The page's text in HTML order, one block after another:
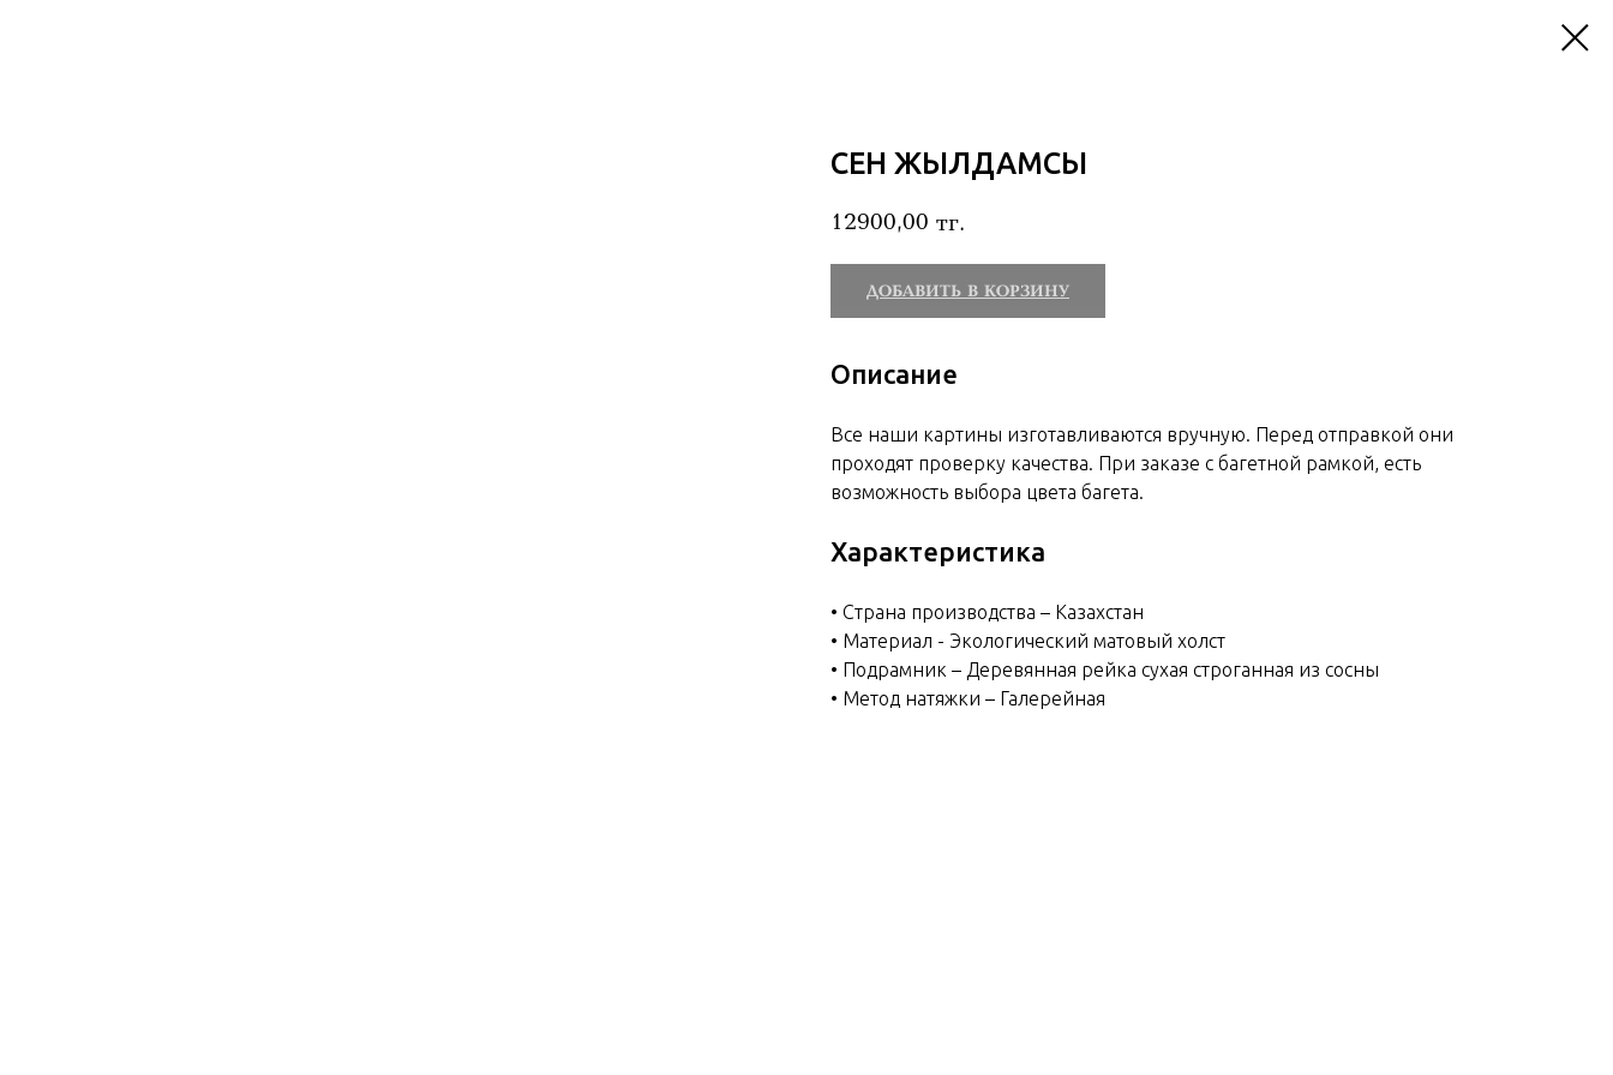
СЕН ЖЫЛДАМСЫҢ
12900,00 тг.
ДОБАВИТЬ В КОРЗИНУ
Описание
Все наши картины изготавливаются вручную. Перед отправкой они
проходят проверку качества. При заказе с багетной рамкой, есть
возможность выбора цвета багета.
Характеристика
• Страна производства – Казахстан
• Материал - Экологический матовый холст
• Подрамник – Деревянная рейка сухая строганная из сосны
• Метод натяжки – Галерейная